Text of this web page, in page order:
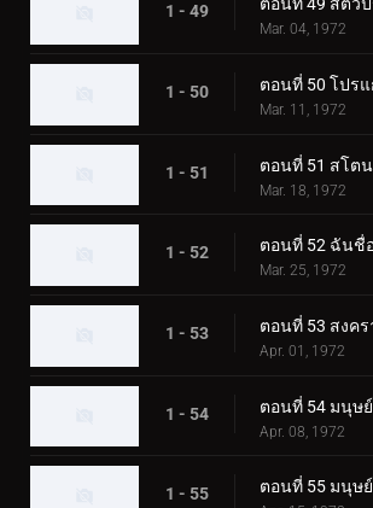
1 - 49
Mar. 04, 1972
1 - 50
Mar. 11, 1972
1 - 51
Mar. 18, 1972
1 - 52
Mar. 25, 1972
1 - 53
Apr. 01, 1972
1 - 54
Apr. 08, 1972
1 - 55